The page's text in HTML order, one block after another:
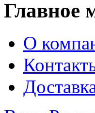
Главное
О